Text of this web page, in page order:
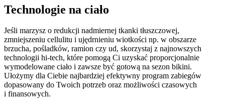
Technologie na ciało
Jeśli marzysz o redukcji nadmiernej tkanki tłuszczowej,
zmniejszeniu cellulitu i ujędrnieniu wiotkości np. w obszarze
brzucha, pośladków, ramion czy ud, skorzystaj z najnowszych
technologii hi-tech, które pomogą Ci uzyskać proporcjonalnie
wymodelowane ciało i zawsze być gotową na sezon bikini.
Ułożymy dla Ciebie najbardziej efektywny program zabiegów
dopasowany do Twoich potrzeb oraz możliwości czasowych
i finansowych.